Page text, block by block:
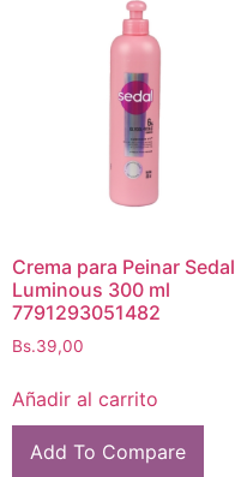
Crema para Peinar Sedal
Luminous 300 ml
7791293051482
Bs.39,00
Añadir al carrito
Add To Compare